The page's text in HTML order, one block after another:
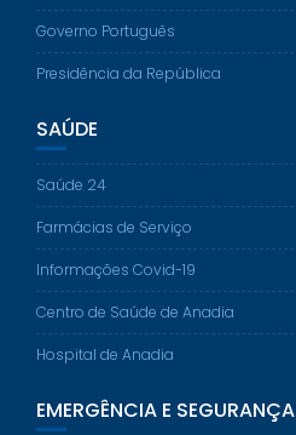
Governo Português
Presidência da República
SAÚDE
Saúde 24
Farmácias de Serviço
Informações Covid-19
Centro de Saúde de Anadia
Hospital de Anadia
EMERGÊNCIA E SEGURANÇA